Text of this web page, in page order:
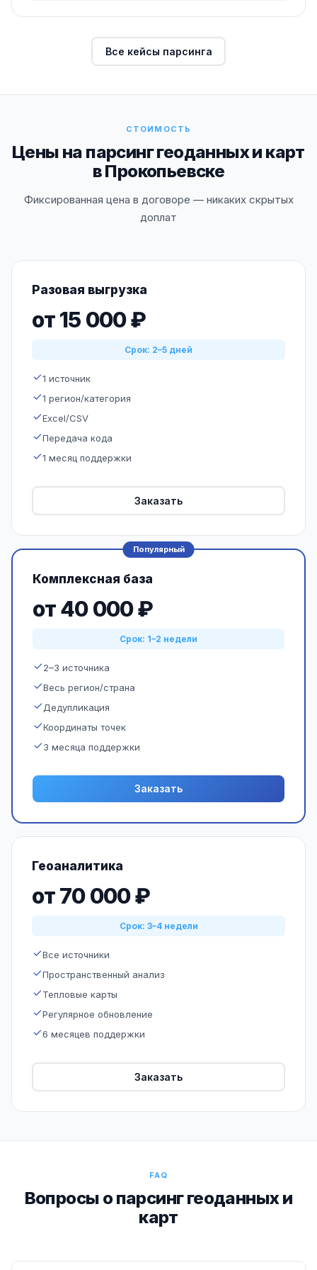
Все кейсы парсинга
СТОИМОСТЬ
Цены на парсинг геоданных и карт
в Прокопьевске
Фиксированная цена в договоре — никаких скрытых
доплат
Разовая выгрузка
от 15 000 ₽
Срок: 2–5 дней
1 источник
1 регион/категория
Excel/CSV
Передача кода
1 месяц поддержки
Заказать
Популярный
Комплексная база
от 40 000 ₽
Срок: 1–2 недели
2–3 источника
Весь регион/страна
Дедупликация
Координаты точек
3 месяца поддержки
Заказать
Геоаналитика
от 70 000 ₽
Срок: 3–4 недели
Все источники
Пространственный анализ
Тепловые карты
Регулярное обновление
6 месяцев поддержки
Заказать
FAQ
Вопросы о парсинг геоданных и
карт